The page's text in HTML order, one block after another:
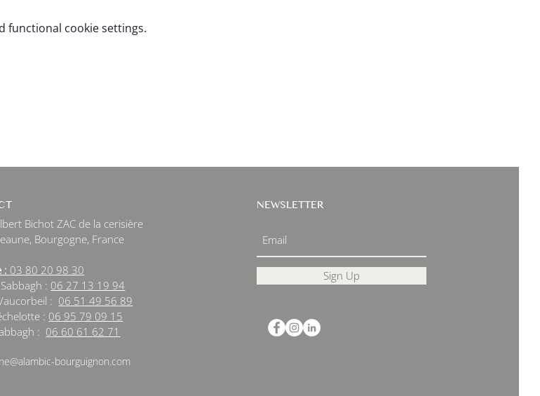
functional cookie settings.
Bichot ZAC de la cerisière
Bourgogne, France
: 03 80 20 98 30
: 06 27 13 19 94
: 06 51 49 56 89
: 06 95 79 09 15
: 06 60 61 62 71
bourguignon.com
NEWSLETTER
Sign Up